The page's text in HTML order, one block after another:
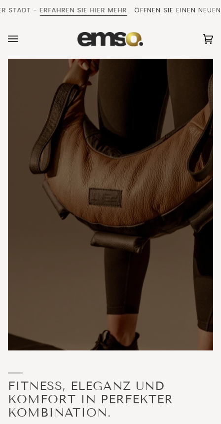
zum
STADT -ERFAHREN SIE HIER MEHR ÖFFNEN SIE EINEN NEUEN
FITNESS, ELEGANZ UND
KOMFORT IN PERFEKTER
KOMBINATION.